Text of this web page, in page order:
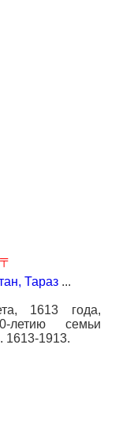
Тараз ...
1613 года,
летию семьи
1613-1913.